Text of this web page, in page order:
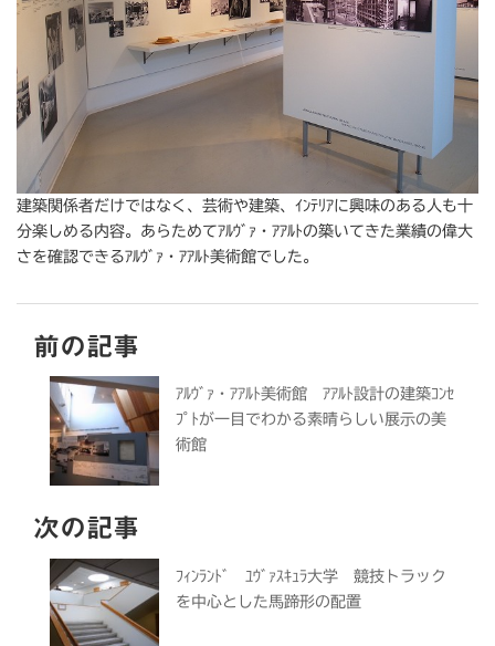
建築関係者だけではなく、芸術や建築、ｲﾝﾃﾘｱに興味のある人も十
分楽しめる内容。あらためてｱﾙｳﾞｧ・ｱｱﾙﾄの築いてきた業績の偉大
さを確認できるｱﾙｳﾞｧ・ｱｱﾙﾄ美術館でした。
前の記事
ｱﾙｳﾞｧ・ｱｱﾙﾄ美術館 ｱｱﾙﾄ設計の建築ｺﾝｾ
ﾌﾟﾄが一目でわかる素晴らしい展示の美
術館
次の記事
ﾌｨﾝﾗﾝﾄﾞ ﾕｳﾞｧｽｷｭﾗ大学 競技トラック
を中心とした馬蹄形の配置